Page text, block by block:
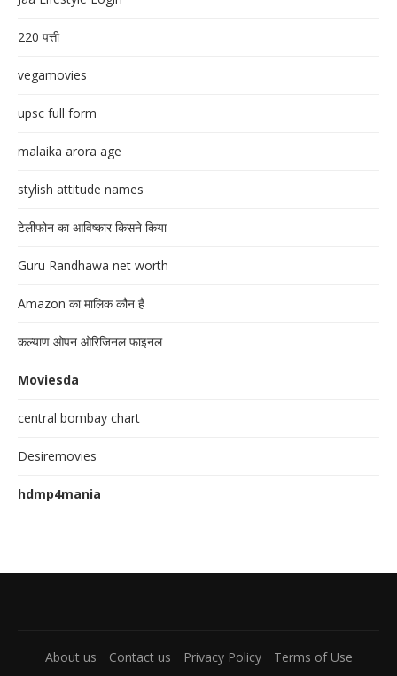
220 पत्ती
vegamovies
upsc full form
malaika arora age
stylish attitude names
टेलीफोन का आविष्कार किसने किया
Guru Randhawa net worth
Amazon का मालिक कौन है
कल्याण ओपन ओरिजिनल फाइनल
Moviesda
central bombay chart
Desiremovies
hdmp4mania
About us Contact us Privacy Policy Terms of Use